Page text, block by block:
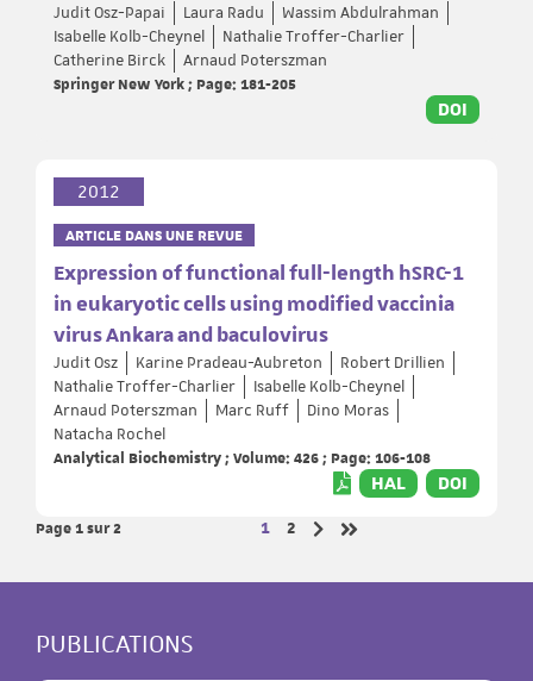
Judit Osz-Papai Laura Radu
Wassim Abdulrahman
Isabelle Kolb-Cheynel
Nathalie Troffer-Charlier
Catherine Birck
Arnaud Poterszman
Springer New York ; Page: 181-205
DOI
2012
ARTICLE DANS UNE REVUE
Expression of functional full-length hSRC-1
in eukaryotic cells using modified vaccinia
virus Ankara and baculovirus
Judit Osz Karine Pradeau-Aubreton
Robert Drillien
Nathalie Troffer-Charlier
Isabelle Kolb-Cheynel
Arnaud Poterszman
Marc Ruff
Dino Moras
Natacha Rochel
Analytical Biochemistry ; Volume: 426 ; Page: 106-108
HAL DOI
Page 1sur 2 Page
1 Page
2
PUBLICATIONS